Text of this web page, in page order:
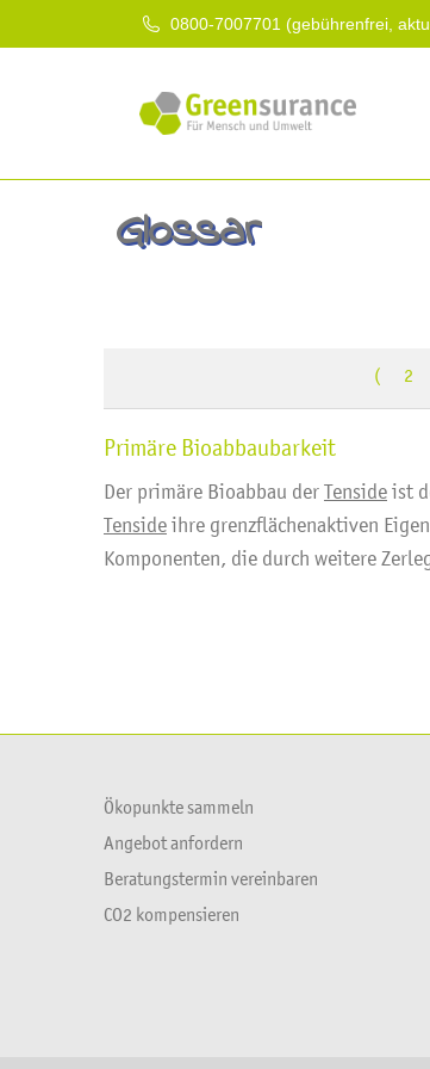
0800-7007701 (gebührenfrei,
Glossar
( 2
Primäre Bioabbaubarkeit
Der primäre Bioabbau der Tenside ist
Tenside ihre grenzflächenaktiven
Komponenten, die durch weitere
Ökopunkte sammeln
Angebot anfordern
Beratungstermin vereinbaren
CO2 kompensieren